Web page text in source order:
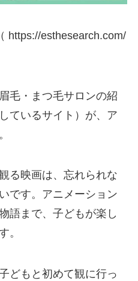
https://esthesearch.com/
⽑・まつ⽑サロンの紹
ているサイト）が、ア
る映画は、忘れられな
です。アニメーション
語まで、子どもが楽し
。
どもと初めて観に行っ